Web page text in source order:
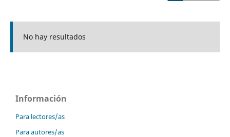
No hay resultados
Información
Para lectores/as
Para autores/as